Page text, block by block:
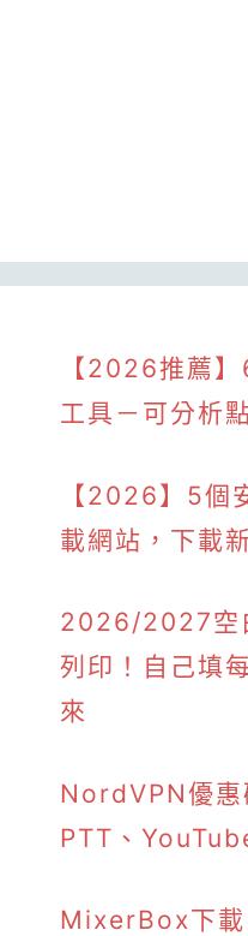
【2026推薦
工具－可分析
【2026】5個
載網站，下載
2026/2027空
列印！自己填
來
NordVPN優惠
PTT、
MixerBox下